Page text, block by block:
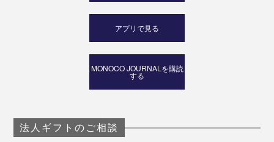
アプリで見る
MONOCO JOURNALを購読
する
法人ギフトのご相談